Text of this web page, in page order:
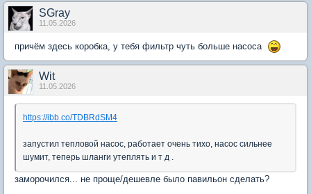
SGray
11.05.2026
причём здесь коробка, у тебя фильтр чуть больше насоса
Wit
11.05.2026
https://ibb.co/TDBRdSM4
запустил тепловой насос, работает очень тихо, насос сильнее
шумит, теперь шланги утеплять и т д .
заморочился... не проще/дешевле было павильон сделать?